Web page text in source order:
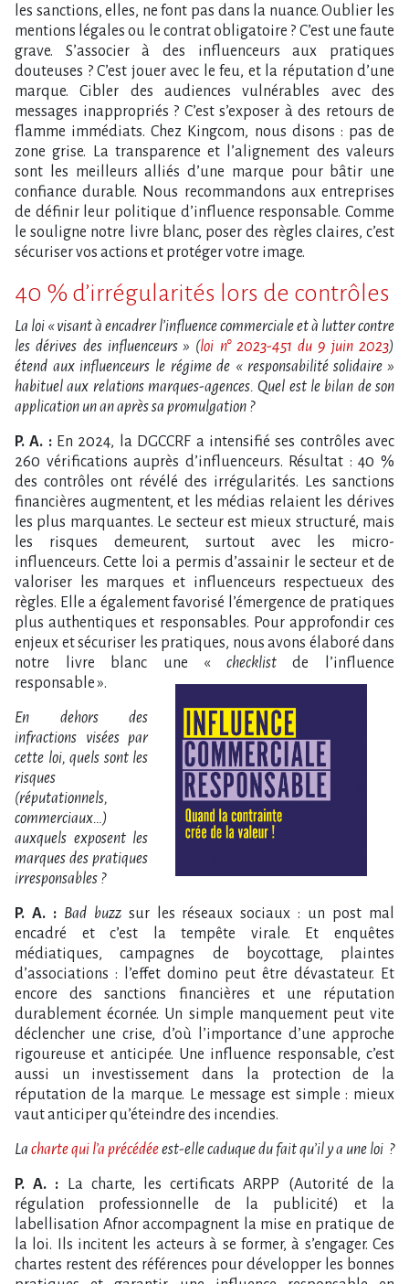
les sanctions, elles, ne font pas dans la nuance. Oublier les
mentions légales ou le contrat obligatoire ? C’est une faute
grave. S’associer à des influenceurs aux pratiques
douteuses ? C’est jouer avec le feu, et la réputation d’une
marque. Cibler des audiences vulnérables avec des
messages inappropriés ? C’est s’exposer à des retours de
flamme immédiats. Chez Kingcom, nous disons : pas de
zone grise. La transparence et l’alignement des valeurs
sont les meilleurs alliés d’une marque pour bâtir une
confiance durable. Nous recommandons aux entreprises
de définir leur politique d’influence responsable. Comme
le souligne notre livre blanc, poser des règles claires, c’est
sécuriser vos actions et protéger votre image.
40 % d’irrégularités lors de contrôles
La loi « visant à encadrer l’influence commerciale et à lutter contre
les dérives des influenceurs » (loi n° 2023-451 du 9 juin 2023)
étend aux influenceurs le régime de « responsabilité solidaire »
habituel aux relations marques-agences. Quel est le bilan de son
application un an après sa promulgation ?
P. A. : En 2024, la DGCCRF a intensifié ses contrôles avec
260 vérifications auprès d’influenceurs. Résultat : 40 %
des contrôles ont révélé des irrégularités. Les sanctions
financières augmentent, et les médias relaient les dérives
les plus marquantes. Le secteur est mieux structuré, mais
les risques demeurent, surtout avec les micro-
influenceurs. Cette loi a permis d’assainir le secteur et de
valoriser les marques et influenceurs respectueux des
règles. Elle a également favorisé l’émergence de pratiques
plus authentiques et responsables. Pour approfondir ces
enjeux et sécuriser les pratiques, nous avons élaboré dans
notre livre blanc une « checklistde l’influence
responsable ».
En dehors des
infractions visées par
cette loi, quels sont les
risques
(réputationnels,
commerciaux…)
auxquels exposent les
marques des pratiques
irresponsables ?
P. A. : Bad buzz sur les réseaux sociaux : un post mal
encadré et c’est la tempête virale. Et enquêtes
médiatiques, campagnes de boycottage, plaintes
d’associations : l’effet domino peut être dévastateur. Et
encore des sanctions financières et une réputation
durablement écornée. Un simple manquement peut vite
déclencher une crise, d’où l’importance d’une approche
rigoureuse et anticipée. Une influence responsable, c’est
aussi un investissement dans la protection de la
réputation de la marque. Le message est simple : mieux
vaut anticiper qu’éteindre des incendies.
La charte qui l’a précédéeest-elle caduque du fait qu’il y a une loi ?
P. A. :
La charte, les certificats ARPP (Autorité de la
régulation professionnelle de la publicité) et la
labellisation Afnor accompagnent la mise en pratique de
la loi. Ils incitent les acteurs à se former, à s’engager. Ces
chartes restent des références pour développer les bonnes